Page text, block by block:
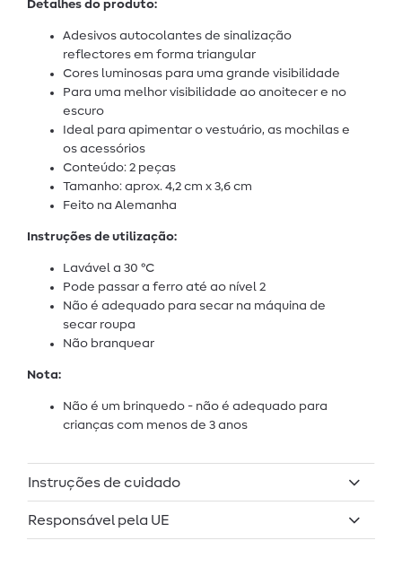
Detalhes do produto:
Adesivos autocolantes de sinalização
reflectores em forma triangular
Cores luminosas para uma grande visibilidade
Para uma melhor visibilidade ao anoitecer e no
escuro
Ideal para apimentar o vestuário, as mochilas e
os acessórios
Conteúdo: 2 peças
Tamanho: aprox. 4,2 cm x 3,6 cm
Feito na Alemanha
Instruções de utilização:
Lavável a 30 °C
Pode passar a ferro até ao nível 2
Não é adequado para secar na máquina de
secar roupa
Não branquear
Nota:
Não é um brinquedo - não é adequado para
crianças com menos de 3 anos
Instruções de cuidado
Responsável pela UE